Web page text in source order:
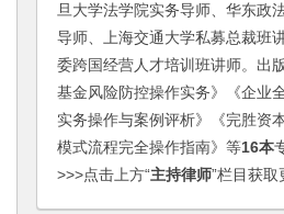
旦大学法学院实务导师、华东政
导师、上海交通大学私募总裁班
委跨国经营人才培训班讲师。出
基金风险防控操作实务》《企业
实务操作与案例评析》《完胜资
模式流程完全操作指南》等16本
>>>点击上方“主持律师”栏目获取